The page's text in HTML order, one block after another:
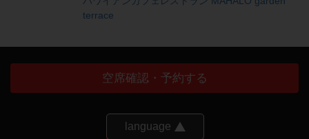
terrace
空席確認・予約する
language